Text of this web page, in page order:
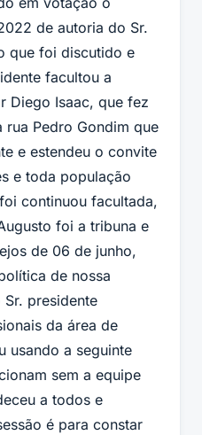
de autoria do Sr.
que foi discutido e
facultou a
Diego Isaac, que fez
rua Pedro Gondim que
e estendeu o convite
e toda população
continuou facultada,
foi a tribuna e
de 06 de junho,
de nossa
presidente
da área de
usando a seguinte
sem a equipe
a todos e
é para constar